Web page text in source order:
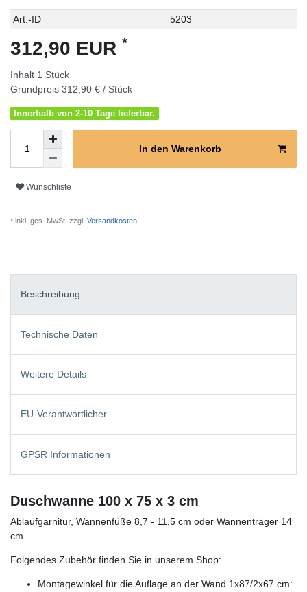
Technisches
Wert
Art.-ID 5203
312,90 EUR *
Inhalt 1 Stück
Grundpreis 312,90 € / Stück
Innerhalb von 2-10 Tage lieferbar.
In den Warenkorb
Wunschliste
* inkl. ges. MwSt. zzgl. Versandkosten
Beschreibung
Technische Daten
Weitere Details
EU-Verantwortlicher
GPSR Informationen
Duschwanne 100 x 75 x 3 cm
Ablaufgarnitur, Wannenfüße 8,7 - 11,5 cm oder Wannenträger 14
cm
Folgendes Zubehör finden Sie in unserem Shop:
Montagewinkel für die Auflage an der Wand 1x87/2x67 cm: